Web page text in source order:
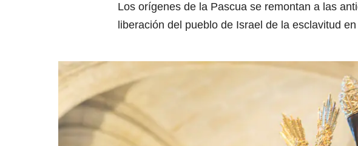
Los orígenes de la Pascua se remontan a las
liberación del pueblo de Israel de la esclavitud